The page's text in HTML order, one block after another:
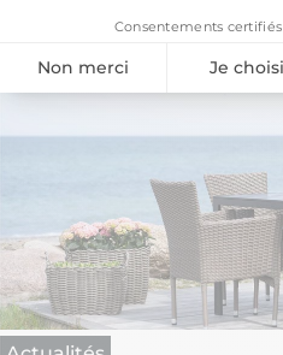
Consentements
Non merci Je
Plateforme de Gestion du
Notre plateforme vous permet